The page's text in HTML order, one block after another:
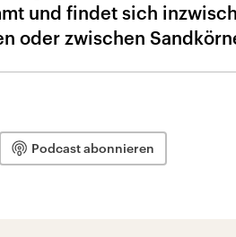
und findet sich
oder zwischen
Podcast abonnieren